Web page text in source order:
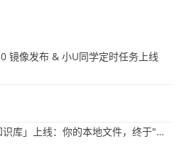
镜像发布 & 小U同学定时任务上线
重磅更新！小U同学「全局知识库」上线：你的本地文件，终于"活"起来了